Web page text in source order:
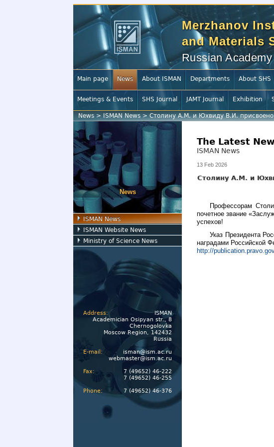
Merzhanov
and Materials
Russian
Main page News About ISMAN Departments About SHS
Meetings & Events SHS Journal JAMT Journal Exhibition
News >ISMAN News>Столину А.М. и Юхвиду В.И.
News
ISMAN News
ISMAN Website News
Ministry of Science News
Address:
ISMAN
Academician Osipyan str., 8
Chernogolovka
Moscow Region, 142432
Russia
E-mail:
isman@ism.ac.ru
webmaster@ism.ac.ru
Fax:
7 (49652) 46-222
7 (49652) 46-255
Phone:
7 (49652) 46-376
The Latest
ISMAN News
13 Feb 2026
Столину А.М. и
Профессорам
почетное звание
успехов!
Указ Президента
наградами Российской
http://